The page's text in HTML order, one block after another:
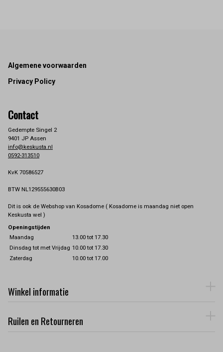
Footer
Algemene voorwaarden
Privacy Policy
Contact
Gedempte Singel 2
9401 JP Assen
info@keskusta.nl
0592-313510
KvK 70586527
BTW NL129555630B03
Dit is ook de Webshop van Kosadome ( Kosadome is maandag niet open
Keskusta wel )
Openingstijden
Maandag
13.00 tot 17.30
Dinsdag tot met Vrijdag 10.00 tot 17.30
Zaterdag
10.00 tot 17.00
Winkel informatie
Ruilen en Retourneren